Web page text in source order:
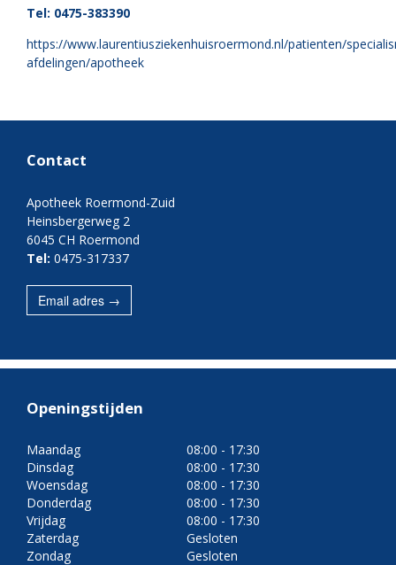
Tel: 0475-383390
https://www.laurentiusziekenhuisroermond.nl/patienten/
afdelingen/apotheek
Contact
Apotheek Roermond-Zuid
Heinsbergerweg 2
6045 CH Roermond
Tel: 0475-317337
Email adres →
Openingstijden
Maandag
08:00 - 17:30
Dinsdag
08:00 - 17:30
Woensdag
08:00 - 17:30
Donderdag
08:00 - 17:30
Vrijdag
08:00 - 17:30
Zaterdag
Gesloten
Zondag
Gesloten